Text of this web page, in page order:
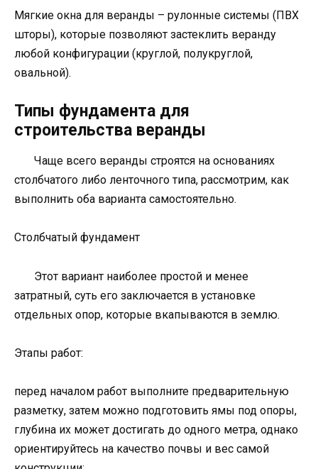
Мягкие окна для веранды – рулонные системы (ПВХ
шторы), которые позволяют застеклить веранду
любой конфигурации (круглой, полукруглой,
овальной).
Типы фундамента для
строительства веранды
Чаще всего веранды строятся на основаниях
столбчатого либо ленточного типа, рассмотрим, как
выполнить оба варианта самостоятельно.
Столбчатый фундамент
Этот вариант наиболее простой и менее
затратный, суть его заключается в установке
отдельных опор, которые вкапываются в землю.
Этапы работ:
перед началом работ выполните предварительную
разметку, затем можно подготовить ямы под опоры,
глубина их может достигать до одного метра, однако
ориентируйтесь на качество почвы и вес самой